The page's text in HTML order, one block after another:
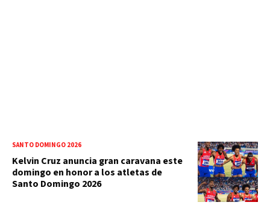
SANTO DOMINGO 2026
Kelvin Cruz anuncia gran caravana este
domingo en honor a los atletas de
Santo Domingo 2026